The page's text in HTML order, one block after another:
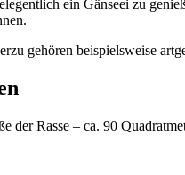
ein Gänseei zu
gehören beispielsweise
der Rasse – ca. 90